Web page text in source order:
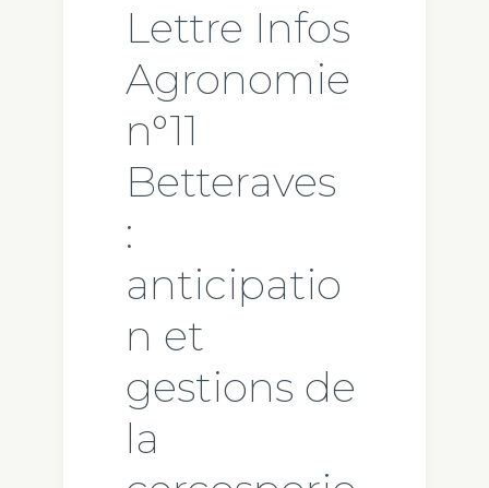
Lettre Infos
Agronomie
n°11
Betteraves
:
anticipatio
n et
gestions de
la